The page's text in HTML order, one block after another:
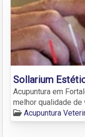
Sollarium
Acupuntura em
melhor qualidade de
Acupuntura